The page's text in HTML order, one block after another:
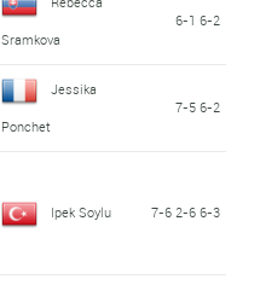
Sramkova
6-1 6-2
Jessika
Ponchet
7-5 6-2
Ipek Soylu 7-6 2-6 6-3